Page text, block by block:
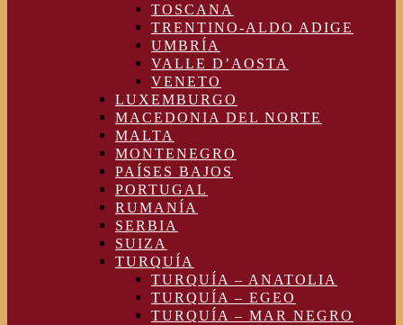
TOSCANA
TRENTINO-ALDO ADIGE
UMBRÍA
VALLE D’AOSTA
VENETO
LUXEMBURGO
MACEDONIA DEL NORTE
MALTA
MONTENEGRO
PAÍSES BAJOS
PORTUGAL
RUMANÍA
SERBIA
SUIZA
TURQUÍA
TURQUÍA – ANATOLIA
TURQUÍA – EGEO
TURQUÍA – MAR NEGRO